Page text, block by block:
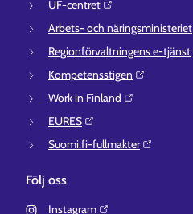
UF-centret⁠
Arbets- och näringsministeriet⁠
Regionförvaltningens e-tjänst⁠
Kompetensstigen⁠
Work in Finland⁠
EURES⁠
Suomi.fi-fullmakter⁠
Följ oss
Instagram⁠